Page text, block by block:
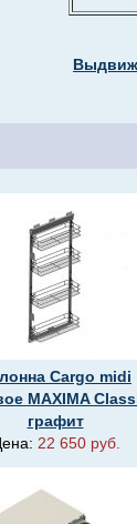
Cargo midi
MAXIMA
графит
22 650 руб.